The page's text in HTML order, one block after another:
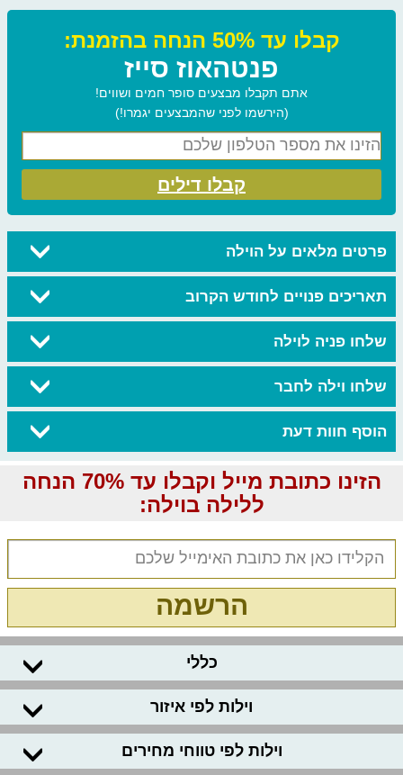
קבלו עד 50% הנחה בהזמנת:
פנטהאוז סייז
אתם תקבלו מבצעים סופר חמים ושווים!
(הירשמו לפני שהמבצעים יגמרו!)
קבלו דילים
פרטים מלאים על הוילה
תאריכים פנויים לחודש הקרוב
שלחו פניה לוילה
שלחו וילה לחבר
הוסף חוות דעת
הזינו כתובת מייל וקבלו עד 70% הנחה
ללילה בוילה:
הרשמה
כללי
וילות לפי איזור
וילות לפי טווחי מחירים